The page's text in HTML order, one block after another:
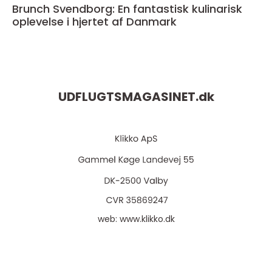
Brunch Svendborg: En fantastisk kulinarisk
oplevelse i hjertet af Danmark
UDFLUGTSMAGASINET.dk
web: www.klikko.dk